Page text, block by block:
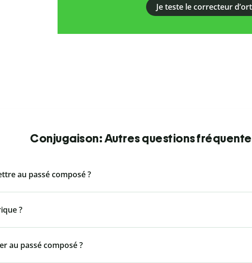
Je teste le correcteur
Conjugaison: Autres questions
au passé composé ?
?
au passé composé ?